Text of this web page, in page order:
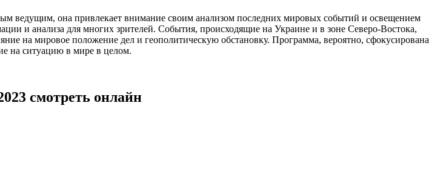
ведущим, она привлекает внимание своим анализом последних мировых событий и освещением
и анализа для многих зрителей. События, происходящие на Украине и в зоне Северо-Востока,
на мировое положение дел и геополитическую обстановку. Программа, вероятно, сфокусирована
на ситуацию в мире в целом.
смотреть онлайн